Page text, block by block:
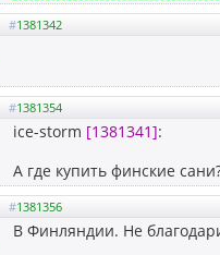
#1381342
#1381354
ice-storm [1381341]:
А где купить финские
#1381356
В Финляндии. Не